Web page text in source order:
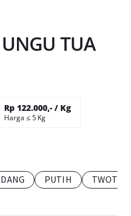
TUA
Rp 122.000,- / Kg
Harga ≤ 5 Kg
PUTIH TWOTONE